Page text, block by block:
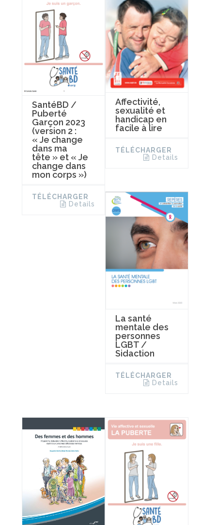
SantéBD /
Puberté
Garçon 2023
(version 2 :
« Je change
dans ma
tête » et « Je
change dans
mon corps »)
TÉLÉCHARGER
Details
Affectivité,
sexualité et
handicap en
facile à lire
TÉLÉCHARGER
Details
La santé
mentale des
personnes
LGBT /
Sidaction
TÉLÉCHARGER
Details